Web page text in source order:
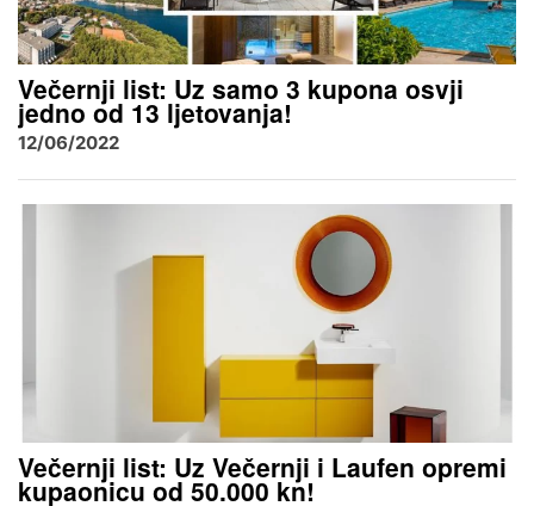
Večernji list: Uz samo 3 kupona osvji
jedno od 13 ljetovanja!
12/06/2022
Večernji list: Uz Večernji i Laufen opremi
kupaonicu od 50.000 kn!